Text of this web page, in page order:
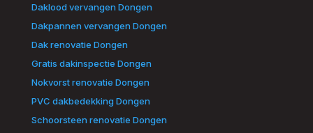
Daklood vervangen Dongen
Dakpannen vervangen Dongen
Dak renovatie Dongen
Gratis dakinspectie Dongen
Nokvorst renovatie Dongen
PVC dakbedekking Dongen
Schoorsteen renovatie Dongen